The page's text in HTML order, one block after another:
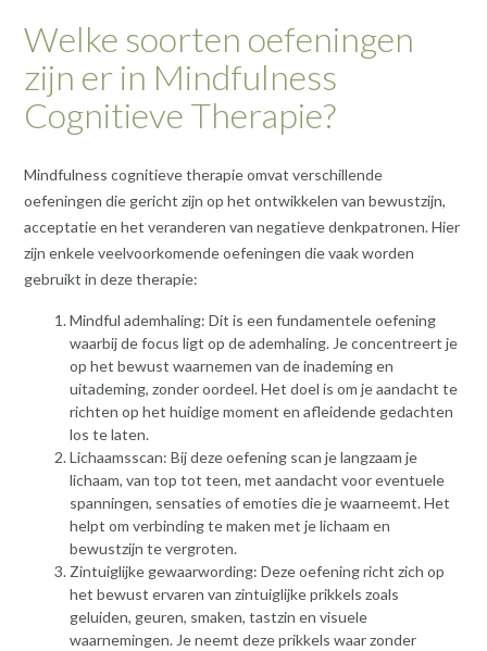
Welke soorten oefeningen
zijn er in Mindfulness
Cognitieve Therapie?
Mindfulness cognitieve therapie omvat verschillende
oefeningen die gericht zijn op het ontwikkelen van bewustzijn,
acceptatie en het veranderen van negatieve denkpatronen. Hier
zijn enkele veelvoorkomende oefeningen die vaak worden
gebruikt in deze therapie:
Mindful ademhaling: Dit is een fundamentele oefening
waarbij de focus ligt op de ademhaling. Je concentreert je
op het bewust waarnemen van de inademing en
uitademing, zonder oordeel. Het doel is om je aandacht te
richten op het huidige moment en afleidende gedachten
los te laten.
Lichaamsscan: Bij deze oefening scan je langzaam je
lichaam, van top tot teen, met aandacht voor eventuele
spanningen, sensaties of emoties die je waarneemt. Het
helpt om verbinding te maken met je lichaam en
bewustzijn te vergroten.
Zintuiglijke gewaarwording: Deze oefening richt zich op
het bewust ervaren van zintuiglijke prikkels zoals
geluiden, geuren, smaken, tastzin en visuele
waarnemingen. Je neemt deze prikkels waar zonder